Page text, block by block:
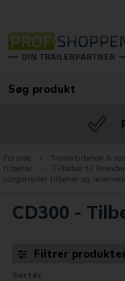
Forside Trailertilbehør &
tilbehør
Tilbehør til
cargotrailer tilbehør og
CD300 -
Filtrer
Sortér